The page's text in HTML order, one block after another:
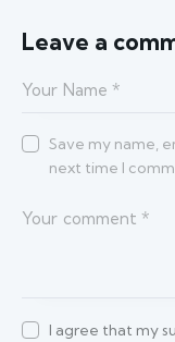
Leave a
Save my name,
next time I
I agree that my